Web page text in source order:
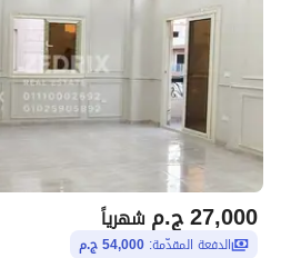
ج.م27,000 شهرياً
الدفعة المقدّمة: 54,000 ج.م